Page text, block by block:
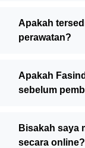
Apakah
perawatan?
Apakah
sebelum
Bisakah saya
secara online?